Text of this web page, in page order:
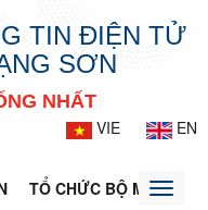
TIN ĐIỆN TỬ
SƠN
NHẤT
VIE
EN
TỔ CHỨC BỘ MÁYToggle